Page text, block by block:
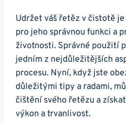
Udržet⁢ váš řetěz ⁢v čistotě
pro jeho správnou funkci⁢ a⁤
životnosti. Správné​ použití
jedním z nejdůležitějších
procesu. Nyní, když jste
důležitými tipy a radami,
čištění svého řetězu a
výkon a trvanlivost.